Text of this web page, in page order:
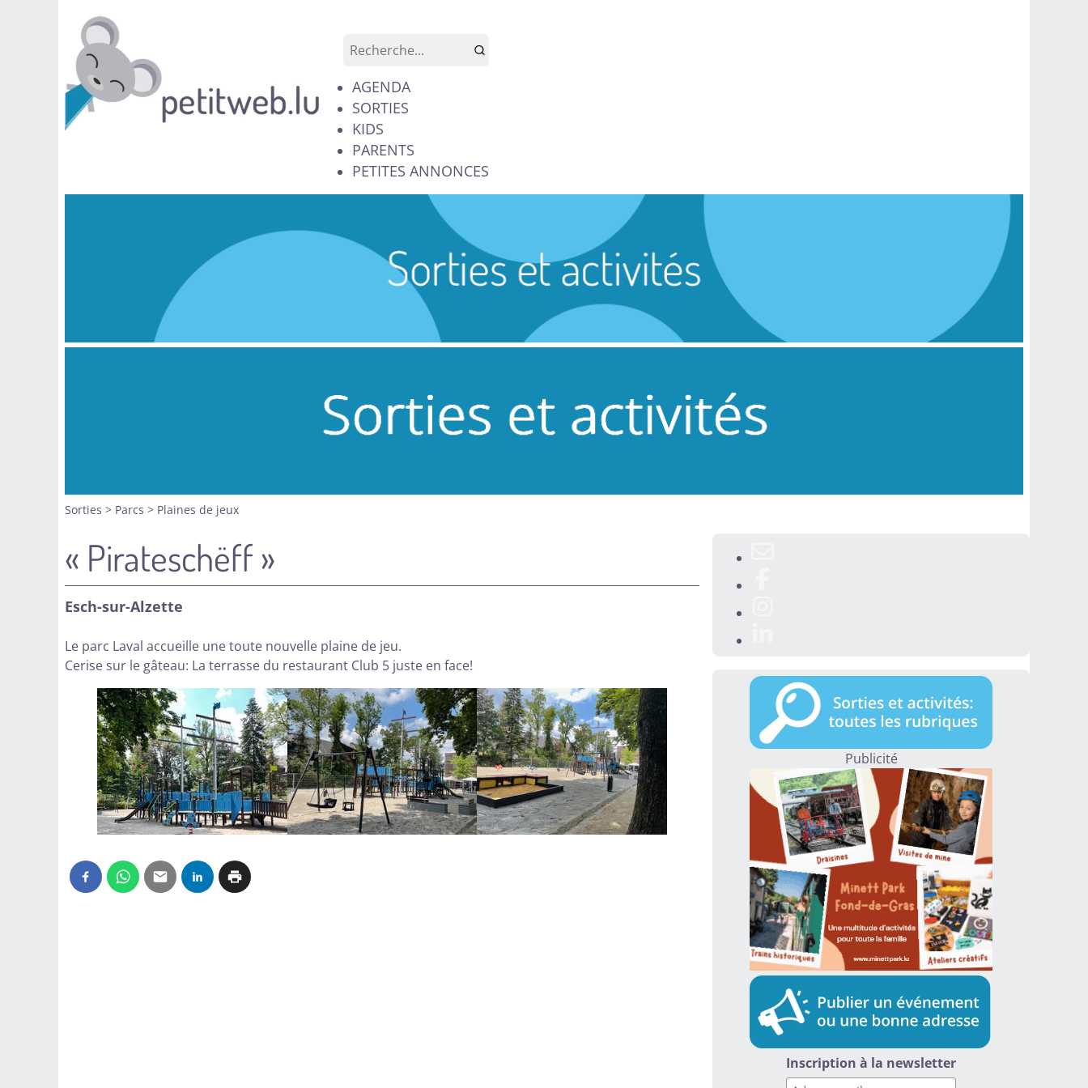
AGENDA
SORTIES
KIDS
PARENTS
PETITES ANNONCES
Sorties > Parcs > Plaines de jeux
« Pirateschëff »
Esch-sur-Alzette
Le parc Laval accueille une toute nouvelle plaine de jeu.
Cerise sur le gâteau: La terrasse du restaurant Club 5 juste en face!
Publicité
Inscription à la newsletter